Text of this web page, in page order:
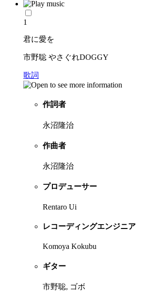
1
君に愛を
市野聡 やさぐれDOGGY
歌詞
作詞者
永沼隆治
作曲者
永沼隆治
プロデューサー
Rentaro Ui
レコーディングエンジニア
Komoya Kokubu
ギター
市野聡, ゴボ